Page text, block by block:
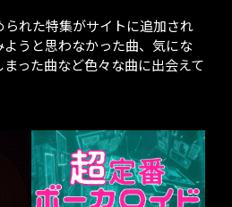
れた特集がサイトに追加され
うと思わなかった曲、気にな
った曲など色々な曲に出会えて